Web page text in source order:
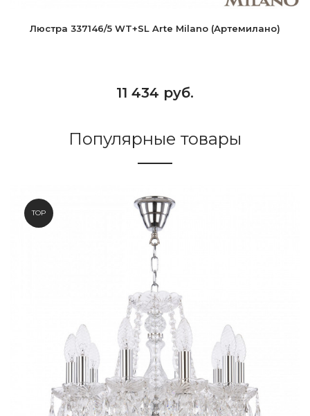
Люстра 337146/5 WT+SL Arte Milano (Артемилано)
11 434 руб.
Популярные товары
TOP